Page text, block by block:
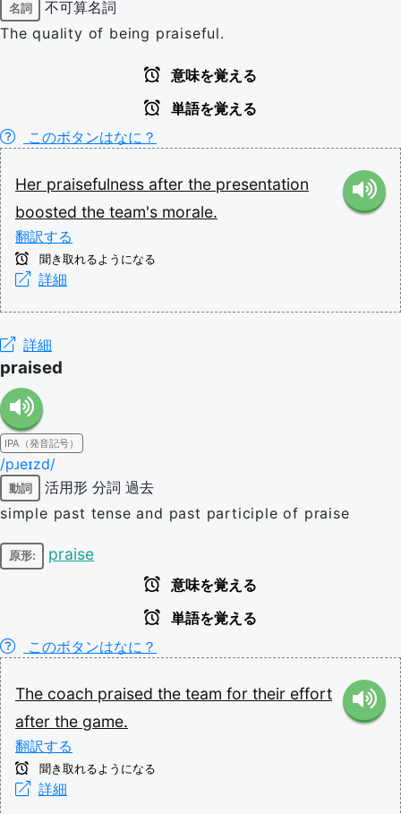
名詞
不可算名詞
The quality of being praiseful.
意味を覚える
単語を覚える
このボタンはなに？
Her praisefulness after the presentation
boosted the team's morale.
翻訳する
聞き取れるようになる
詳細
詳細
praised
IPA（発音記号）
/pɹeɪzd/
動詞 活用形 分詞 過去
simple past tense and past participle of praise
原形: praise
意味を覚える
単語を覚える
このボタンはなに？
The coach praised the team for their effort
after the game.
翻訳する
聞き取れるようになる
詳細